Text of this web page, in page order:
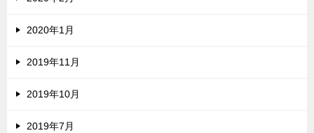
2020年1月
2019年11月
2019年10月
2019年7月